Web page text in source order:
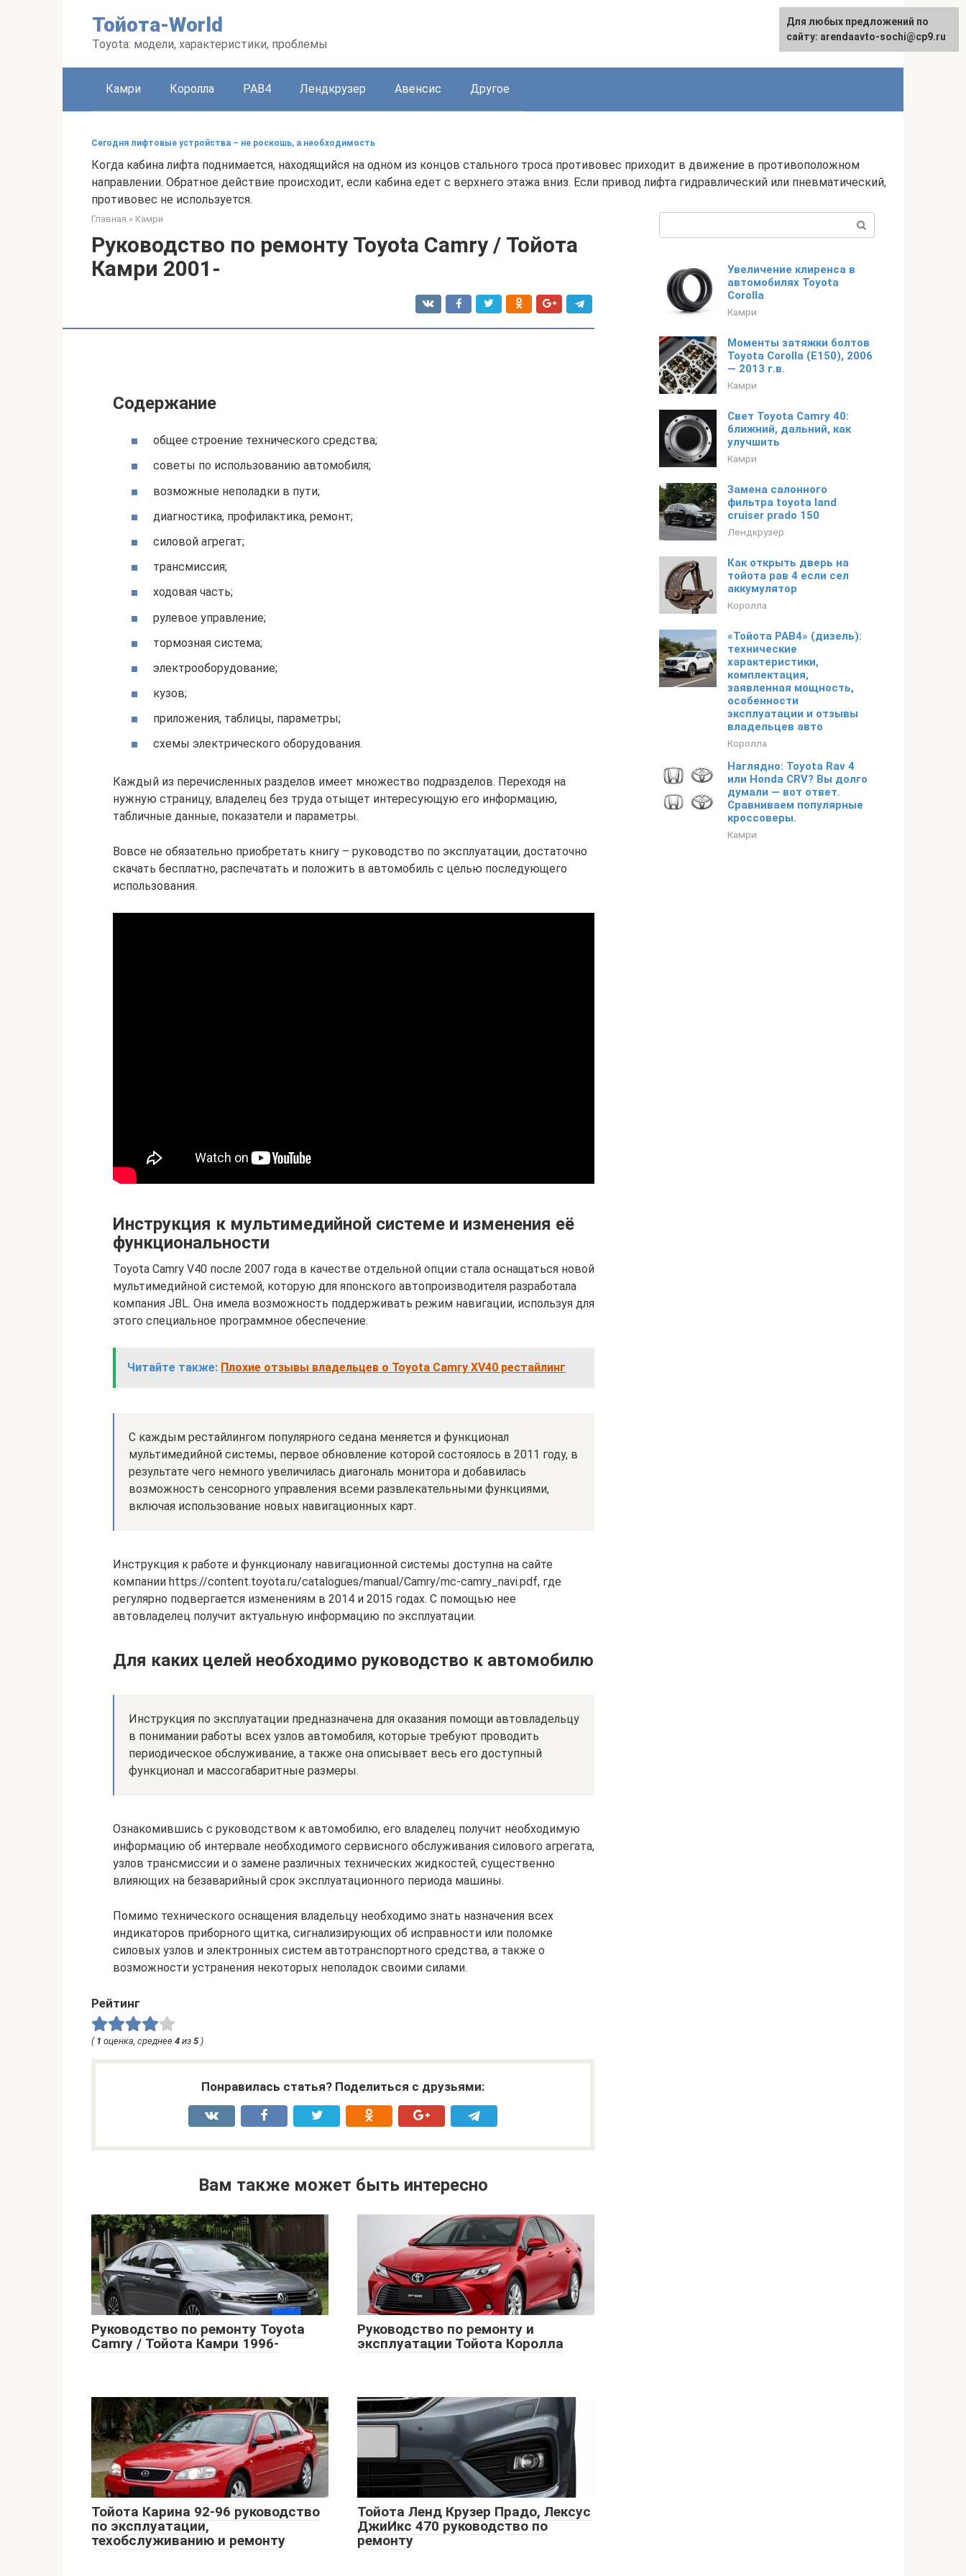
Тойота-World
Toyota: модели, характеристики, проблемы
English
Камри Королла РАВ4 Лендкрузер Авенсис Другое
Сегодня лифтовые устройства – не роскошь, а необходимость
Когда кабина лифта поднимается, находящийся на одном из концов стального троса противовес приходит в движение в противоположном
направлении. Обратное действие происходит, если кабина едет с верхнего этажа вниз. Если привод лифта гидравлический или пневматический,
противовес не используется.
Главная » Камри
Руководство по ремонту Toyota Camry / Тойота
Камри 2001-
Содержание
общее строение технического средства;
советы по использованию автомобиля;
возможные неполадки в пути;
диагностика, профилактика, ремонт;
силовой агрегат;
трансмиссия;
ходовая часть;
рулевое управление;
тормозная система;
электрооборудование;
кузов;
приложения, таблицы, параметры;
схемы электрического оборудования.
Каждый из перечисленных разделов имеет множество подразделов. Переходя на
нужную страницу, владелец без труда отыщет интересующую его информацию,
табличные данные, показатели и параметры.
Вовсе не обязательно приобретать книгу – руководство по эксплуатации, достаточно
скачать бесплатно, распечатать и положить в автомобиль с целью последующего
использования.
Инструкция к мультимедийной системе и изменения её
функциональности
Toyota Camry V40 после 2007 года в качестве отдельной опции стала оснащаться новой
мультимедийной системой, которую для японского автопроизводителя разработала
компания JBL. Она имела возможность поддерживать режим навигации, используя для
этого специальное программное обеспечение.
Читайте также: Плохие отзывы владельцев о Toyota Camry XV40 рестайлинг
С каждым рестайлингом популярного седана меняется и функционал
мультимедийной системы, первое обновление которой состоялось в 2011 году, в
результате чего немного увеличилась диагональ монитора и добавилась
возможность сенсорного управления всеми развлекательными функциями,
включая использование новых навигационных карт.
Инструкция к работе и функционалу навигационной системы доступна на сайте
компании https://content.toyota.ru/catalogues/manual/Camry/mc-camry_navi.pdf, где
регулярно подвергается изменениям в 2014 и 2015 годах. С помощью нее
автовладелец получит актуальную информацию по эксплуатации.
Для каких целей необходимо руководство к автомобилю
Инструкция по эксплуатации предназначена для оказания помощи автовладельцу
в понимании работы всех узлов автомобиля, которые требуют проводить
периодическое обслуживание, а также она описывает весь его доступный
функционал и массогабаритные размеры.
Ознакомившись с руководством к автомобилю, его владелец получит необходимую
информацию об интервале необходимого сервисного обслуживания силового агрегата,
узлов трансмиссии и о замене различных технических жидкостей, существенно
влияющих на безаварийный срок эксплуатационного периода машины.
Помимо технического оснащения владельцу необходимо знать назначения всех
индикаторов приборного щитка, сигнализирующих об исправности или поломке
силовых узлов и электронных систем автотранспортного средства, а также о
возможности устранения некоторых неполадок своими силами.
Рейтинг
( 1 оценка, среднее 4 из 5 )
Понравилась статья? Поделиться с друзьями:
Вам также может быть интересно
Руководство по ремонту Toyota
Camry / Тойота Камри 1996-
Руководство по ремонту и
эксплуатации Тойота Королла
Тойота Карина 92-96 руководство
по эксплуатации,
техобслуживанию и ремонту
Тойота Ленд Крузер Прадо, Лексус
ДжиИкс 470 руководство по
ремонту
Увеличение клиренса в
автомобилях Toyota
Corolla
Камри
Моменты затяжки болтов
Toyota Corolla (Е150), 2006
— 2013 г.в.
Камри
Свет Toyota Camry 40:
ближний, дальний, как
улучшить
Камри
Замена салонного
фильтра toyota land
cruiser prado 150
Лендкрузер
Как открыть дверь на
тойота рав 4 если сел
аккумулятор
Королла
«Тойота РАВ4» (дизель):
технические
характеристики,
комплектация,
заявленная мощность,
особенности
эксплуатации и отзывы
владельцев авто
Королла
Наглядно: Toyota Rav 4
или Honda CRV? Вы долго
думали — вот ответ.
Сравниваем популярные
кроссоверы.
Камри
Для любых предложений по
сайту: arendaavto-sochi@cp9.ru